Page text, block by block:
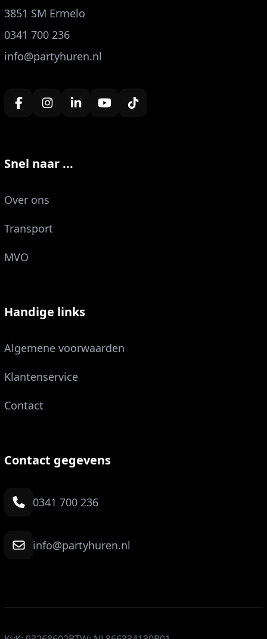
3851 SM Ermelo
0341 700 236
info@partyhuren.nl
Snel naar ...
Over ons
Transport
MVO
Handige links
Algemene voorwaarden
Klantenservice
Contact
Contact gegevens
0341 700 236
info@partyhuren.nl